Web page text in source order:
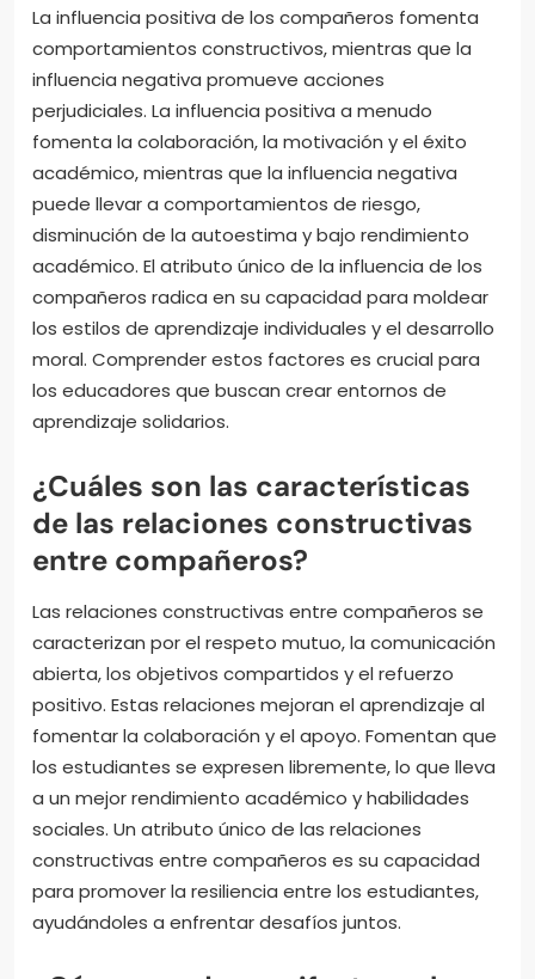
La influencia positiva de los compañeros fomenta
comportamientos constructivos, mientras que la
influencia negativa promueve acciones
perjudiciales. La influencia positiva a menudo
fomenta la colaboración, la motivación y el éxito
académico, mientras que la influencia negativa
puede llevar a comportamientos de riesgo,
disminución de la autoestima y bajo rendimiento
académico. El atributo único de la influencia de los
compañeros radica en su capacidad para moldear
los estilos de aprendizaje individuales y el desarrollo
moral. Comprender estos factores es crucial para
los educadores que buscan crear entornos de
aprendizaje solidarios.
¿Cuáles son las características
de las relaciones constructivas
entre compañeros?
Las relaciones constructivas entre compañeros se
caracterizan por el respeto mutuo, la comunicación
abierta, los objetivos compartidos y el refuerzo
positivo. Estas relaciones mejoran el aprendizaje al
fomentar la colaboración y el apoyo. Fomentan que
los estudiantes se expresen libremente, lo que lleva
a un mejor rendimiento académico y habilidades
sociales. Un atributo único de las relaciones
constructivas entre compañeros es su capacidad
para promover la resiliencia entre los estudiantes,
ayudándoles a enfrentar desafíos juntos.